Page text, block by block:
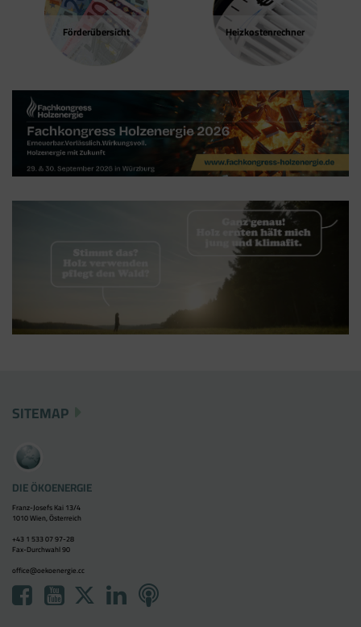
Förder­übersicht Heizkosten­rechner
SITEMAP
DIE ÖKOENERGIE
Franz-Josefs Kai 13/4
1010 Wien, Österreich
+43 1 533 07 97-28
Fax-Durchwahl 90
office@oekoenergie.cc